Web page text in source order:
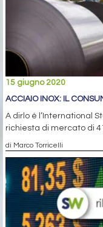
15 giugno 2020
ACCIAIO INOX: IL
A dirlo è l’International
richiesta di mercato di
di Marco Torricelli